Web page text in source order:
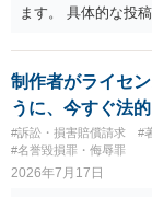
ます。 具体的な投
でしょう。
制作者がライセ
うに、今すぐ法
#訴訟・損害賠償請求 #
#名誉毀損罪・侮辱罪
2026年7月17日